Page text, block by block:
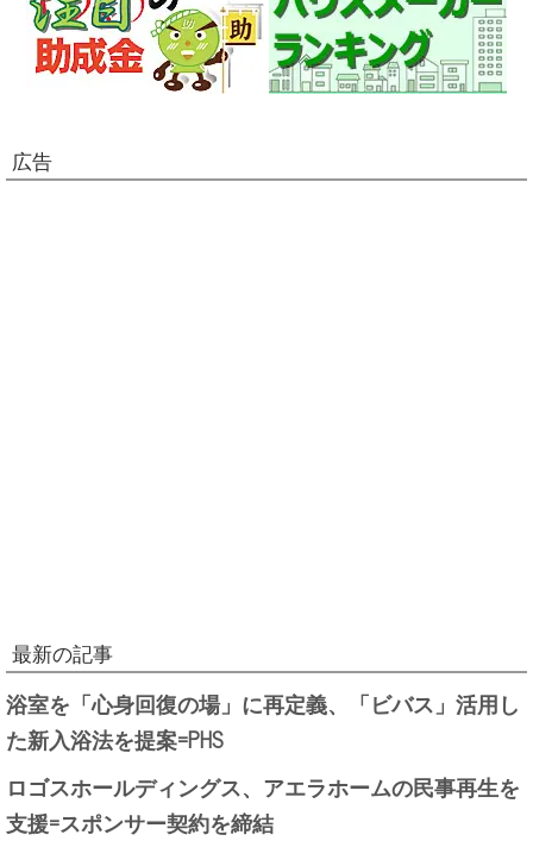
広告
最新の記事
浴室を「心身回復の場」に再定義、「ビバス」活用し
た新入浴法を提案=PHS
ロゴスホールディングス、アエラホームの民事再生を
支援=スポンサー契約を締結